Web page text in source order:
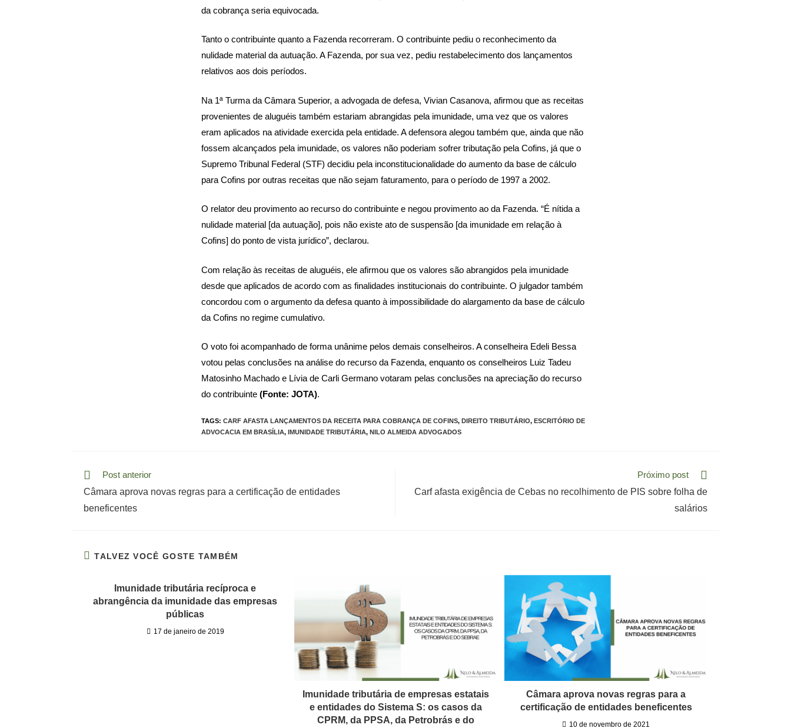
da cobrança seria equivocada.
Tanto o contribuinte quanto a Fazenda recorreram. O contribuinte pediu o reconhecimento da
nulidade material da autuação. A Fazenda, por sua vez, pediu restabelecimento dos lançamentos
relativos aos dois períodos.
Na 1ª Turma da Câmara Superior, a advogada de defesa, Vivian Casanova, afirmou que as receitas
provenientes de aluguéis também estariam abrangidas pela imunidade, uma vez que os valores
eram aplicados na atividade exercida pela entidade. A defensora alegou também que, ainda que não
fossem alcançados pela imunidade, os valores não poderiam sofrer tributação pela Cofins, já que o
Supremo Tribunal Federal (STF) decidiu pela inconstitucionalidade do aumento da base de cálculo
para Cofins por outras receitas que não sejam faturamento, para o período de 1997 a 2002.
O relator deu provimento ao recurso do contribuinte e negou provimento ao da Fazenda. “É nítida a
nulidade material [da autuação], pois não existe ato de suspensão [da imunidade em relação à
Cofins] do ponto de vista jurídico”, declarou.
Com relação às receitas de aluguéis, ele afirmou que os valores são abrangidos pela imunidade
desde que aplicados de acordo com as finalidades institucionais do contribuinte. O julgador também
concordou com o argumento da defesa quanto à impossibilidade do alargamento da base de cálculo
da Cofins no regime cumulativo.
O voto foi acompanhado de forma unânime pelos demais conselheiros. A conselheira Edeli Bessa
votou pelas conclusões na análise do recurso da Fazenda, enquanto os conselheiros Luiz Tadeu
Matosinho Machado e Lívia de Carli Germano votaram pelas conclusões na apreciação do recurso
do contribuinte (Fonte: JOTA).
TAGS: CARF AFASTA LANÇAMENTOS DA RECEITA PARA COBRANÇA DE COFINS, DIREITO TRIBUTÁRIO, ESCRITÓRIO DE
ADVOCACIA EM BRASÍLIA, IMUNIDADE TRIBUTÁRIA, NILO ALMEIDA ADVOGADOS
Read
articles
Post anterior
Câmara aprova novas regras para a certificação de entidades
beneficentes
Próximo post
Carf afasta exigência de Cebas no recolhimento de PIS sobre folha de
salários
TALVEZ VOCÊ GOSTE TAMBÉM
Imunidade tributária recíproca e
abrangência da imunidade das empresas
públicas
17 de janeiro de 2019
Imunidade tributária de empresas estatais
e entidades do Sistema S: os casos da
CPRM, da PPSA, da Petrobrás e do
Câmara aprova novas regras para a
certificação de entidades beneficentes
10 de novembro de 2021